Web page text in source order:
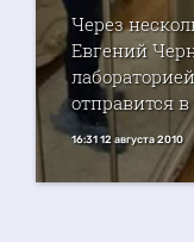
Через
Евгений
отправится в
16:31 12 августа 2010